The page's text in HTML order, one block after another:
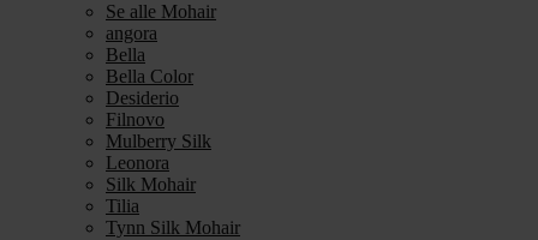
Se alle Mohair
angora
Bella
Bella Color
Desiderio
Filnovo
Mulberry Silk
Leonora
Silk Mohair
Tilia
Tynn Silk Mohair